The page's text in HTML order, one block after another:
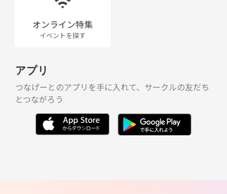
オンライン特集
イベントを探す
アプリ
つなげーとのアプリを手に入れて、サークルの友だち
とつながろう